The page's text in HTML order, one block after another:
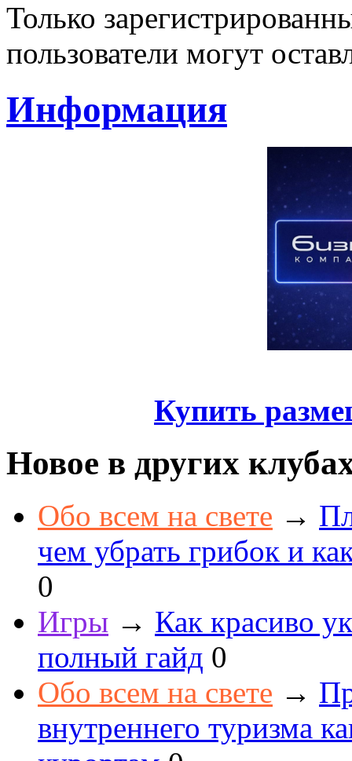
Только
пользователи могут
Информация
Купить
Новое в других
Обо всем на свете →
чем убрать грибок и
0
Игры → Как красиво
полный гайд 0
Обо всем на свете →
внутреннего туризма